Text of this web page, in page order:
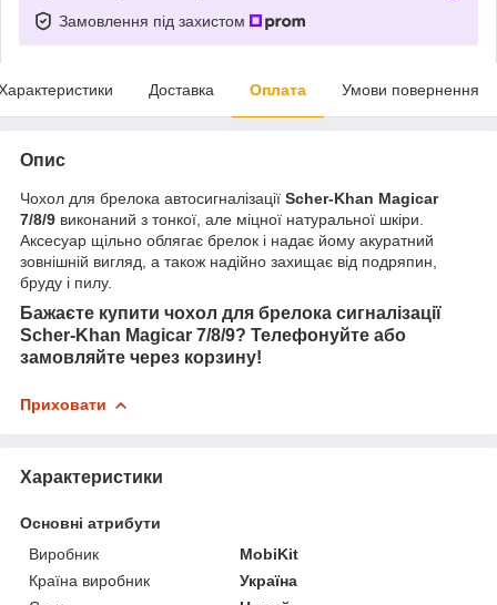
Замовлення під захистом
Доставка Оплата Умови повернення
Опис
Чохол для брелока автосигналізації Scher-Khan Magicar
7/8/9 виконаний з тонкої, але міцної натуральної шкіри.
Аксесуар щільно облягає брелок і надає йому акуратний
зовнішній вигляд, а також надійно захищає від подряпин,
бруду і пилу.
Бажаєте купити чохол для брелока сигналізації
Scher-Khan Magicar 7/8/9? Телефонуйте або
замовляйте через корзину!
Приховати
Характеристики
Основні атрибути
Виробник
MobiKit
Країна виробник
Україна